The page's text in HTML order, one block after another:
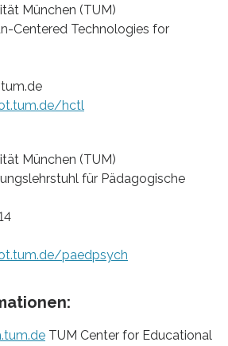
München (TUM)
Centered Technologies for
hctl
München (TUM)
für Pädagogische
paedpsych
TUM Center for Educational